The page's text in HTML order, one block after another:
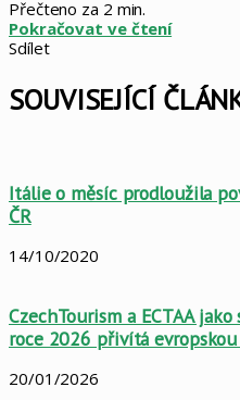
Přečteno za 2 min.
Pokračovat ve čtení
Sdílet
mailem
SOUVISEJÍCÍ
Itálie o měsíc prodloužila
ČR
14/10/2020
CzechTourism a ECTAA
roce 2026 přivítá
20/01/2026